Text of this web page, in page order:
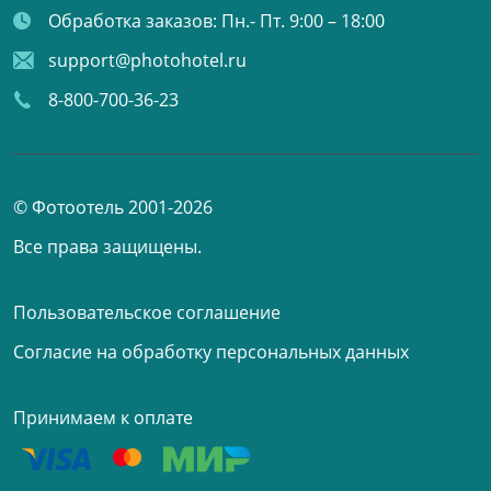
Обработка заказов: Пн.- Пт. 9:00 – 18:00
support@photohotel.ru
8-800-700-36-23
© Фотоотель 2001-2026
Все права защищены.
Пользовательское соглашение
Согласие на обработку персональных данных
Принимаем к оплате